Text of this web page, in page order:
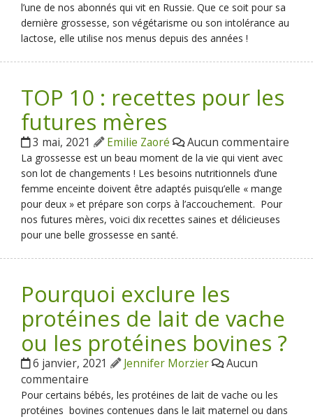
l’une de nos abonnés qui vit en Russie. Que ce soit pour sa
dernière grossesse, son végétarisme ou son intolérance au
lactose, elle utilise nos menus depuis des années !
TOP 10 : recettes pour les
futures mères
3 mai, 2021 Emilie Zaoré Aucun commentaire
La grossesse est un beau moment de la vie qui vient avec
son lot de changements ! Les besoins nutritionnels d’une
femme enceinte doivent être adaptés puisqu’elle « mange
pour deux » et prépare son corps à l’accouchement. Pour
nos futures mères, voici dix recettes saines et délicieuses
pour une belle grossesse en santé.
Pourquoi exclure les
protéines de lait de vache
ou les protéines bovines ?
6 janvier, 2021 Jennifer Morzier
Aucun
commentaire
Pour certains bébés, les protéines de lait de vache ou les
protéines bovines contenues dans le lait maternel ou dans